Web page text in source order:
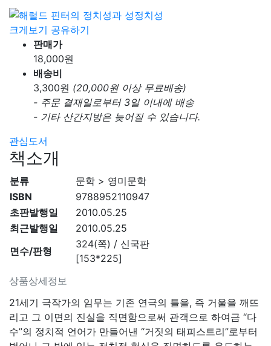
크게보기 공유하기
판매가
18,000원
배송비
3,300원 (20,000원 이상 무료배송)
- 주문 결재일로부터 3일 이내에 배송
- 기타 산간지방은 늦어질 수 있습니다.
관심도서
책소개
상품상세정보
분류
문학 > 영미문학
ISBN
9788952110947
초판발행일
2010.05.25
최근발행일
2010.05.25
면수/판형
324(쪽) / 신국판
[153*225]
21세기 극작가의 임무는 기존 연극의 틀을, 즉 거울을 깨뜨
리고 그 이면의 진실을 직면함으로써 관객으로 하여금 “다
수”의 정치적 언어가 만들어낸 “거짓의 태피스트리”로부터